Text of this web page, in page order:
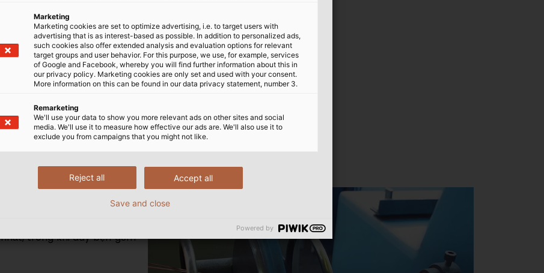
sợi nhỏ, phù hợp cho các ứng dụng cần linh hoạt.
có dây tiếp địa vàng/xanh.
mặt dây cáp điện
đặc (solid) và dây
trong khi dây bện gồm
Marketing
Marketing cookies are set to optimize advertising, i.e. to target users with
advertising that is as interest-based as possible. In addition to personalized ads,
such cookies also offer extended analysis and evaluation options for relevant
target groups and user behavior. For this purpose, we use, for example, services
of Google and Facebook, whereby you will find further information about this in
our privacy policy. Marketing cookies are only set and used with your consent.
More information on this can be found in our data privacy statement, number 3.
Remarketing
We'll use your data to show you more relevant ads on other sites and social
media. We'll use it to measure how effective our ads are. We'll also use it to
exclude you from campaigns that you might not like.
Accept all
Reject all
Save and close
Powered by